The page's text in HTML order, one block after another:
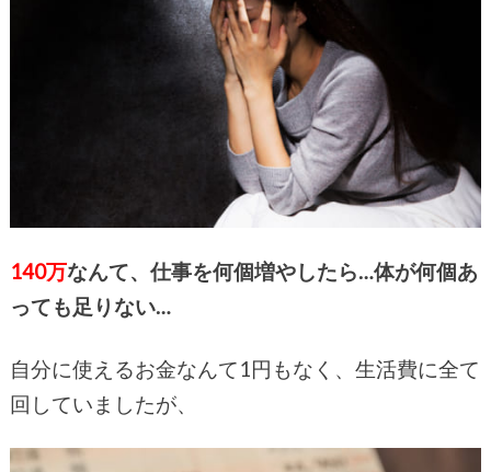
140万なんて、仕事を何個増やしたら…体が何個あ
っても足りない…
自分に使えるお金なんて1円もなく、生活費に全て
回していましたが、